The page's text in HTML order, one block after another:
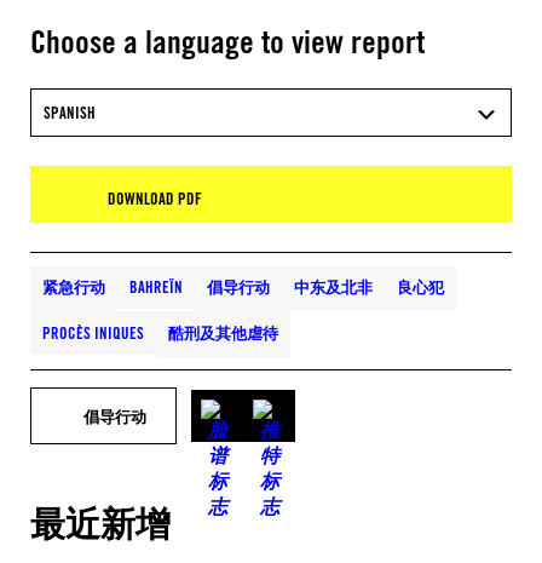
Choose a language to view report
SPANISH
DOWNLOAD PDF
紧急行动 BAHREÏN 倡导行动 中东及北非 良心犯
PROCÈS INIQUES 酷刑及其他虐待
倡导行动
最近新增